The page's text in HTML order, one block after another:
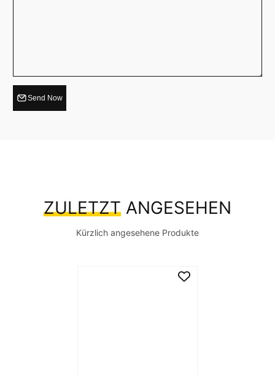
Send Now
ZULETZT ANGESEHEN
Kürzlich angesehene Produkte